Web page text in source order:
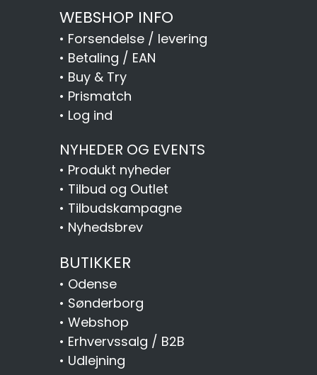
WEBSHOP INFO
• Forsendelse / levering
• Betaling / EAN
• Buy & Try
• Prismatch
• Log ind
NYHEDER OG EVENTS
• Produkt nyheder
• Tilbud og Outlet
• Tilbudskampagne
• Nyhedsbrev
BUTIKKER
• Odense
• Sønderborg
• Webshop
• Erhvervssalg / B2B
• Udlejning